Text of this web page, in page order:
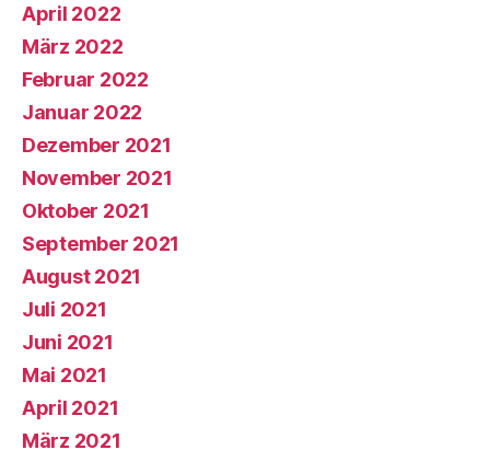
April 2022
März 2022
Februar 2022
Januar 2022
Dezember 2021
November 2021
Oktober 2021
September 2021
August 2021
Juli 2021
Juni 2021
Mai 2021
April 2021
März 2021